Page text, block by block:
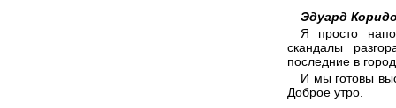
Эдуард
Я просто
скандалы
последние в
И мы готовы
Доброе утро.